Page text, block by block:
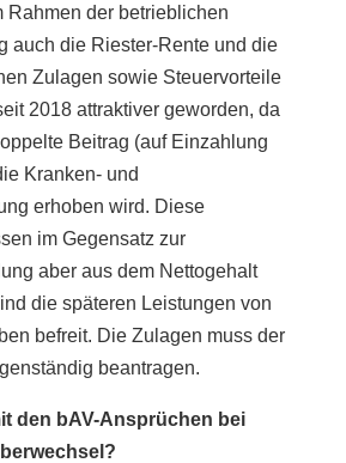
Rahmen der betrieblichen
auch die Riester-Rente und die
Zulagen sowie Steuervorteile
2018 attraktiver geworden, da
Beitrag (auf Einzahlung
Kranken- und
erhoben wird. Diese
im Gegensatz zur
aber aus dem Nettogehalt
die späteren Leistungen von
befreit. Die Zulagen muss der
beantragen.
den bAV-Ansprüchen bei